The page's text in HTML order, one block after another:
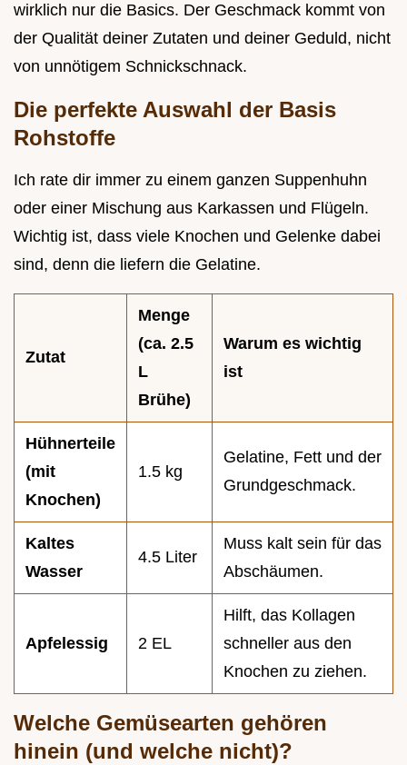
wirklich nur die Basics. Der Geschmack kommt von
der Qualität deiner Zutaten und deiner Geduld, nicht
von unnötigem Schnickschnack.
Die perfekte Auswahl der Basis
Rohstoffe
Ich rate dir immer zu einem ganzen Suppenhuhn
oder einer Mischung aus Karkassen und Flügeln.
Wichtig ist, dass viele Knochen und Gelenke dabei
sind, denn die liefern die Gelatine.
Zutat
Menge
(ca. 2.5
L
Brühe)
Warum es wichtig
ist
Hühnerteile
(mit
Knochen)
1.5 kg
Gelatine, Fett und der
Grundgeschmack.
Kaltes
Wasser
4.5 Liter
Muss kalt sein für das
Abschäumen.
Apfelessig 2 EL
Hilft, das Kollagen
schneller aus den
Knochen zu ziehen.
Welche Gemüsearten gehören
hinein (und welche nicht)?